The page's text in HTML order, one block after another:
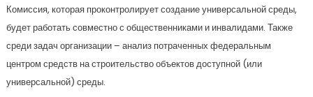
Комиссия, которая проконтролирует создание универсальной среды,
будет работать совместно с общественниками и инвалидами. Также
среди задач организации – анализ потраченных федеральным
центром средств на строительство объектов доступной (или
универсальной) среды.